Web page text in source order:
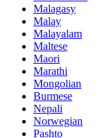
Malagasy
Malay
Malayalam
Maltese
Maori
Marathi
Mongolian
Burmese
Nepali
Norwegian
Pashto